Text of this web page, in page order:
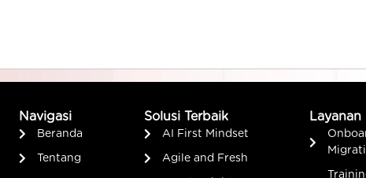
Navigasi
Beranda
Tentang
Solusi Terbaik
AI First Mindset
Agile and Fresh
Layanan